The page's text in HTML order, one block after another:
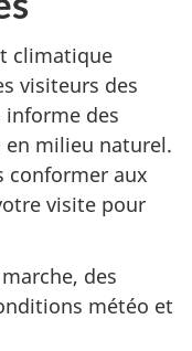
climatique
visiteurs des
des
milieu naturel.
conformer aux
visite pour
des
météo et